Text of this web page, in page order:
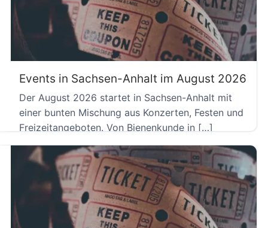
Events in Sachsen-Anhalt im August 2026
Der August 2026 startet in Sachsen-Anhalt mit
einer bunten Mischung aus Konzerten, Festen und
Freizeitangeboten. Von Bienenkunde in […]